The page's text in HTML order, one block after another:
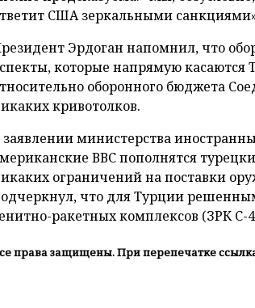
США зеркальными
Эрдоган напомнил, что
которые напрямую касаются
оборонного бюджета
кривотолков.
заявлении министерства
ВВС пополнятся
ограничений на поставки
что для Турции
ракетных комплексов (ЗРК С-
права защищены. При перепечатке